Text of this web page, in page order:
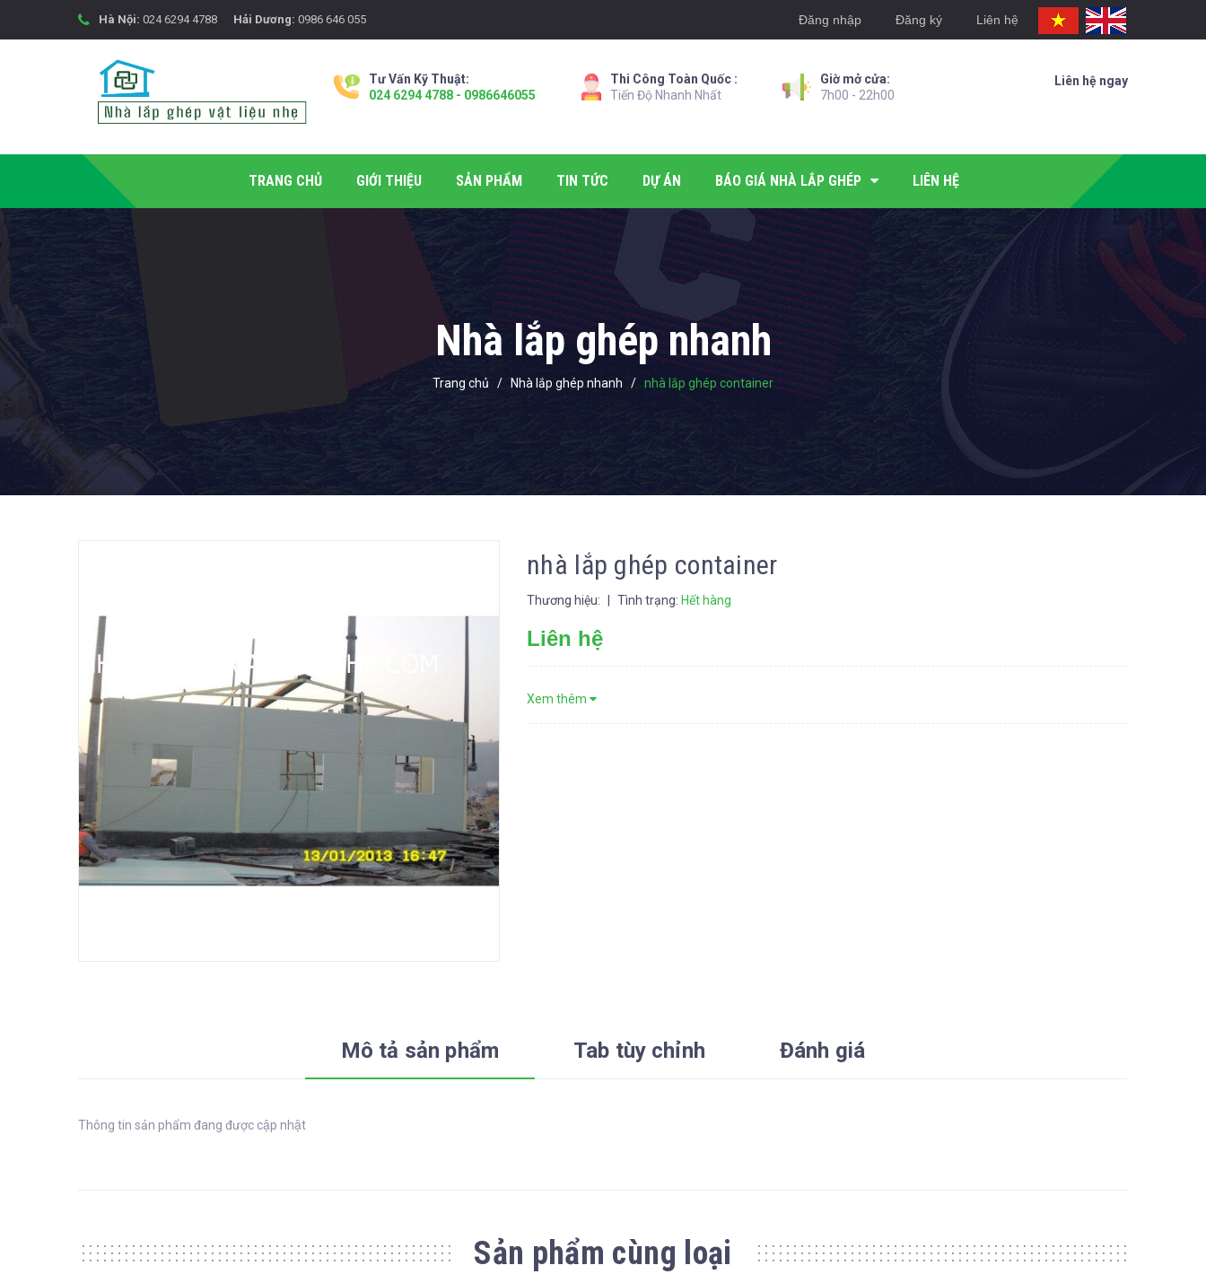
Hà Nội: 024 6294 4788 Hải Dương: 0986 646 055 Đăng nhập Đăng ký Liên hệ
Tư Vấn Kỹ Thuật:
024 6294 4788 - 0986646055
Thi Công Toàn Quốc :
Tiến Độ Nhanh Nhất
Giờ mở cửa:
7h00 - 22h00
Liên hệ ngay
TRANG CHỦ GIỚI THIỆU SẢN PHẨM TIN TỨC DỰ ÁN BÁO GIÁ NHÀ LẮP GHÉP LIÊN HỆ
Nhà lắp ghép nhanh
Trang chủ / Nhà lắp ghép nhanh / nhà lắp ghép container
nhà lắp ghép container
Thương hiệu: Tình trạng: Hết hàng
Liên hệ
Xem thêm
Mô tả sản phẩm Tab tùy chỉnh Đánh giá
Thông tin sản phẩm đang được cập nhật
Sản phẩm cùng loại